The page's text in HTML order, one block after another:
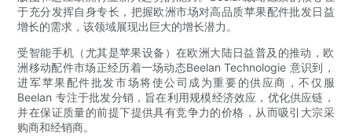
于充分发挥自身专长，把握欧洲市场对高品质苹果配件批发日益
增长的需求，该领域展现出巨大的增长潜力。
受智能手机（尤其是苹果设备）在欧洲大陆日益普及的推动，欧
洲移动配件市场正经历着一场动态Beelan Technologie 意识到，
进军苹果配件批发市场将使公司成为重要的供应商，不仅服
Beelan 专注于批发分销，旨在利用规模经济效应，优化供应链，
并在保证质量的前提下提供具有竞争力的价格，从而吸引大宗采
购商和经销商。